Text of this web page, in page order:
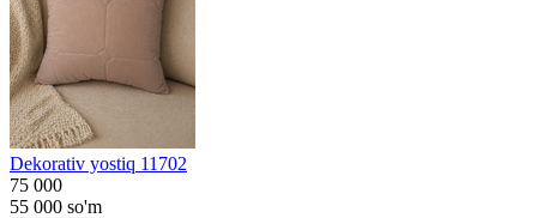
Dekorativ yostiq 11702
75 000
55 000 so'm